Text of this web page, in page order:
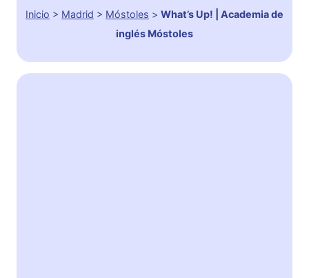
Inicio > Madrid > Móstoles > What’s Up! | Academia de
inglés Móstoles